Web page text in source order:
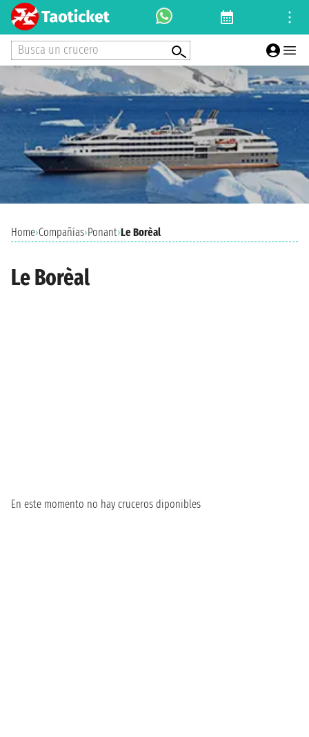
Busca un crucero
Home›Compañías›Ponant›Le Borèal
Le Borèal
En este momento no hay cruceros diponibles